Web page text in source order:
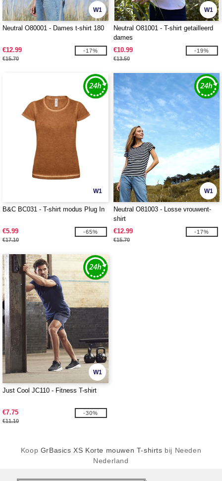
W1
Neutral O80001 - Dames t-shirt 180
€12.99
€15.70
-17%
W1
Neutral O81001 - T-shirt getailleerd
dames
€10.99
€13.50
-19%
W1
B&C BC031 - T-shirt modus Plug In
€5.99
€17.10
-65%
W1
Neutral O81003 - Losse vrouwent-
shirt
€12.99
€15.70
-17%
W1
Just Cool JC110 - Fitness T-shirt
€7.75
€11.10
-30%
Koop GrBasics XS Korte mouwen T-shirts bij Needen
Nederland